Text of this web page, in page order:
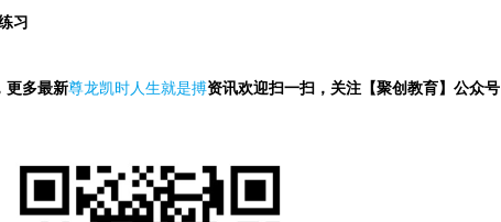
习
多最新尊龙凯时人生就是搏资讯欢迎扫一扫，关注【聚创教育】公众号